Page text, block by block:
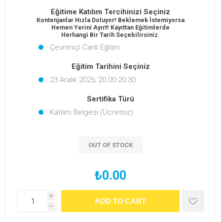
Eğitime Katılım Tercihinizi Seçiniz
Kontenjanlar Hızla Doluyor! Beklemek İstemiyorsan
Hemen Yerini Ayırt! Kayıttan Eğitimlerde
Herhangi Bir Tarih Seçebilirsiniz.
Çevrimiçi Canlı Eğitim
Eğitim Tarihini Seçiniz
23 Aralık 2025; 20.00-20.30
Sertifika Türü
Katılım Belgesi (Ücretsiz)
OUT OF STOCK
₺0.00
i
h